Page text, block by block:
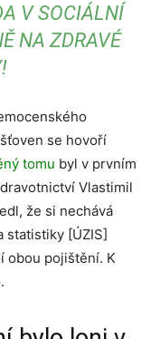
V SOCIÁLNÍ
NA ZDRAVÉ
se hovoří
tomu byl v prvním
Vlastimil
že si nechává
statistiky [ÚZIS]
obou pojištění. K